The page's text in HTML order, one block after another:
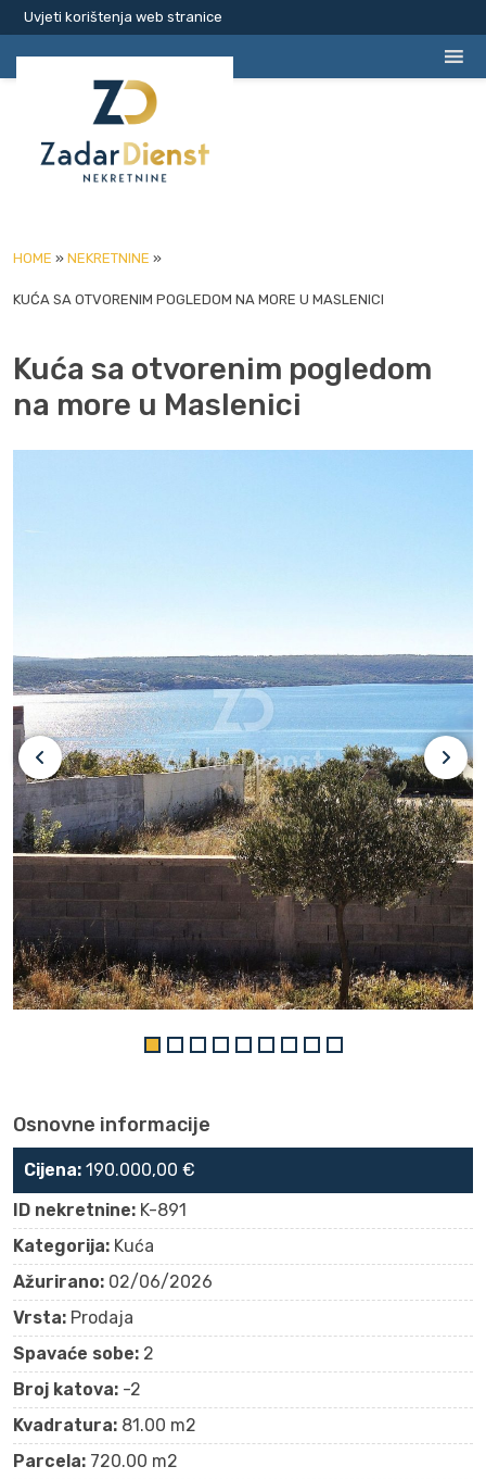
Uvjeti korištenja web stranice
HOME » NEKRETNINE »
KUĆA SA OTVORENIM POGLEDOM NA MORE U MASLENICI
Kuća sa otvorenim pogledom
na more u Maslenici
Osnovne informacije
Cijena: 190.000,00 €
ID nekretnine: K-891
Kategorija: Kuća
Ažurirano: 02/06/2026
Vrsta: Prodaja
Spavaće sobe: 2
Broj katova: -2
Kvadratura: 81.00 m2
Parcela: 720.00 m2